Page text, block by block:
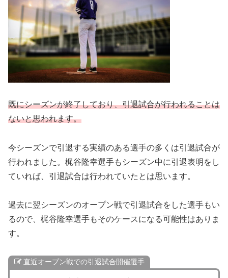
既にシーズンが終了しており、引退試合が行われることは
ないと思われます。
今シーズンで引退する実績のある選手の多くは引退試合が
行われました。梶谷隆幸選手もシーズン中に引退表明をし
ていれば、引退試合は行われていたとは思います。
過去に翌シーズンのオープン戦で引退試合をした選手もい
るので、梶谷隆幸選手もそのケースになる可能性はありま
す。
直近オープン戦での引退試合開催選手